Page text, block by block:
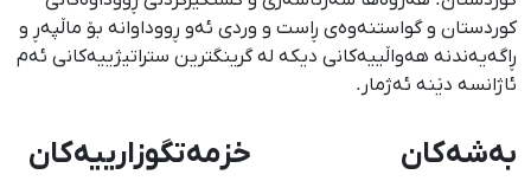
كوردستان و گواستنەوەی ڕاست و وردی ئەو ڕووداوانە بۆ ماڵپەڕ و
ڕاگەیەندنە هەواڵییەكانی دیكە لە گرینگترین ستراتیژییەكانی ئەم
ئاژانسە دێنە ئەژمار.
بەشەکان خزمەتگوزارییەکان